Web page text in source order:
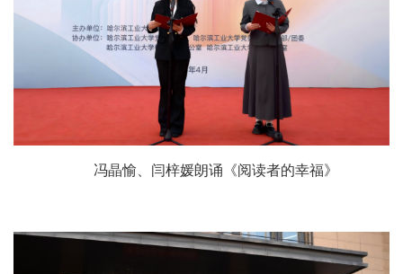
冯晶愉、闫梓媛朗诵《阅读者的幸福》